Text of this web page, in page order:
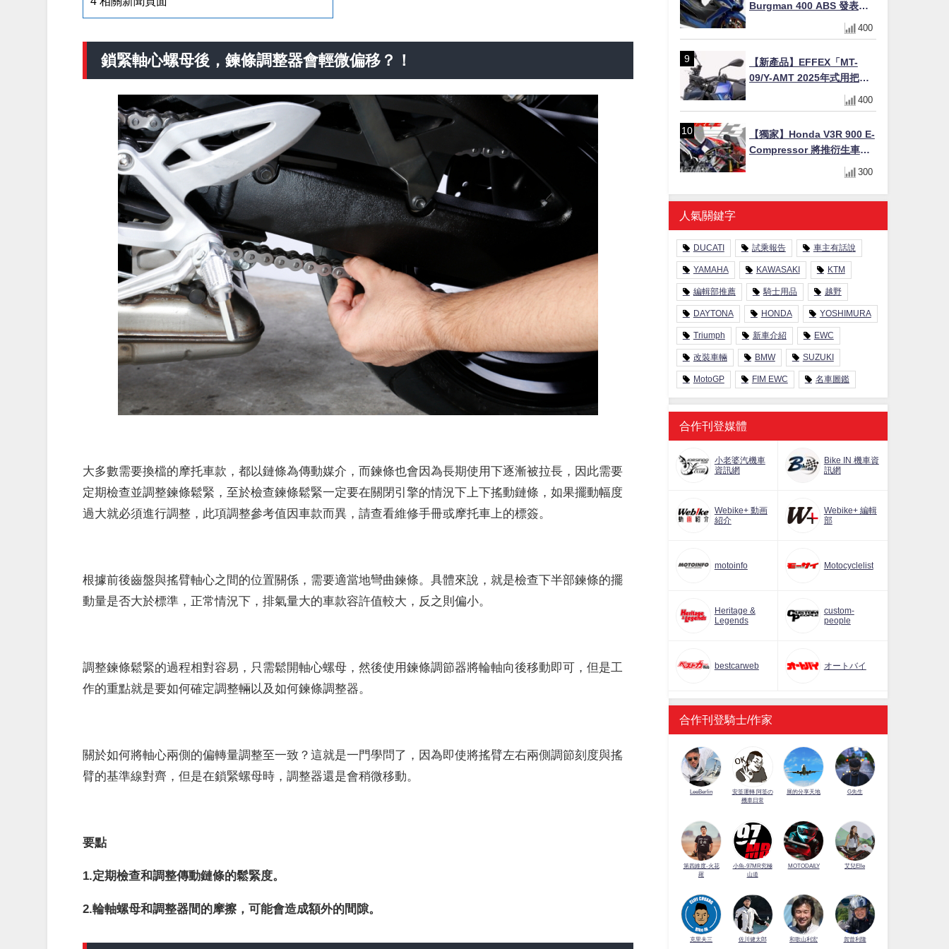
鎖緊軸心螺母後，鍊條調整器會輕微偏移？！
大多數需要換檔的摩托車款，都以鏈條為傳動媒介，而鍊條也會因為長期使用下逐漸被拉長，因此需要
定期檢查並調整鍊條鬆緊，至於檢查鍊條鬆緊一定要在關閉引擎的情況下上下搖動鏈條，如果擺動幅度
過大就必須進行調整，此項調整參考值因車款而異，請查看維修手冊或摩托車上的標簽。
根據前後齒盤與搖臂軸心之間的位置關係，需要適當地彎曲鍊條。具體來說，就是檢查下半部鍊條的擺
動量是否大於標準，正常情況下，排氣量大的車款容許值較大，反之則偏小。
調整鍊條鬆緊的過程相對容易，只需鬆開軸心螺母，然後使用鍊條調節器將輪軸向後移動即可，但是工
作的重點就是要如何確定調整輛以及如何鍊條調整器。
關於如何將軸心兩側的偏轉量調整至一致？這就是一門學問了，因為即使將搖臂左右兩側調節刻度與搖
臂的基準線對齊，但是在鎖緊螺母時，調整器還是會稍微移動。
要點
1.定期檢查和調整傳動鏈條的鬆緊度。
2.輪軸螺母和調整器間的摩擦，可能會造成額外的間隙。
Burgman 400 ABS 發表！
8/18日本上市、支援E10汽油
售價98萬100日圓
400
【新產品】EFFEX「MT-
09/Y-AMT 2025年式用把手
Easy Fit Bar Plus」！高
7mm後移16mm直上×三色×
400
【獨家】Honda V3R 900 E-
Compressor 將推衍生車
系？自然進氣 V3 同步測試
300
人氣關鍵字
DUCATI 試乘報告 車主有話說
YAMAHA KAWASAKI KTM
編輯部推薦 騎士用品 越野
DAYTONA HONDA YOSHIMURA
Triumph 新車介紹 EWC
改裝車輛 BMW SUZUKI
MotoGP FIM EWC 名車圖鑑
合作刊登媒體
小老婆汽機車
資訊網
Bike IN 機車資
訊網
Webike+ 動画
紹介
Webike+ 編輯
部
motoinfo Motocyclelist
Heritage &
Legends
custom-
people
bestcarweb オートバイ
合作刊登騎士/作家
LeeBerlin
安筌運轉 阿筌の
機車日常
展的分享天地 G先生
第四維度-火花
羅
小魚-97MR究極
山道
MOTODAILY 艾兒Elle
克里夫三 佐川健太郎 和歌山利宏 賀曾利隆